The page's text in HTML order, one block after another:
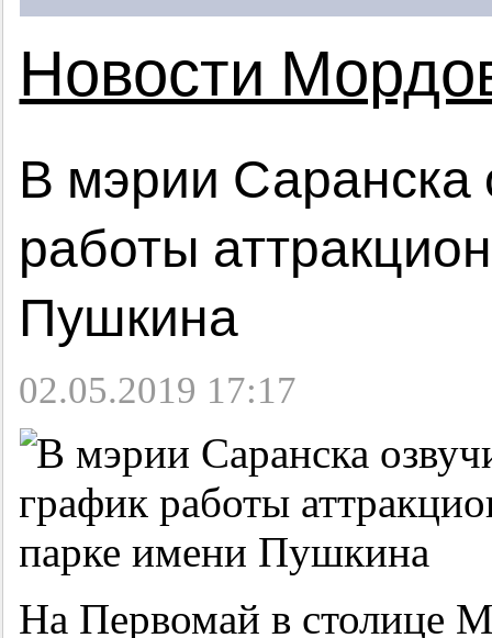
Новости
В мэрии Саранска
работы
Пушкина
02.05.2019 17:17
На Первомай в столице